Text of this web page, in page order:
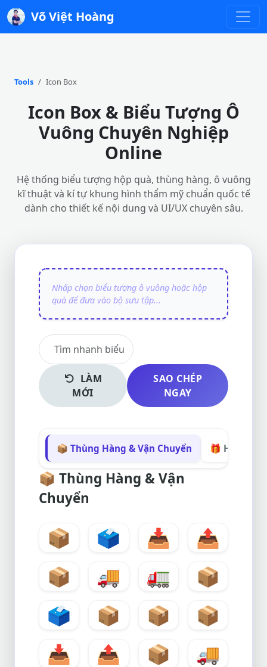
Võ Việt Hoàng
Tools Icon Box
Icon Box & Biểu Tượng Ô
Vuông Chuyên Nghiệp
Online
Hệ thống biểu tượng hộp quà, thùng hàng, ô vuông
kĩ thuật và kí tự khung hình thẩm mỹ chuẩn quốc tế
dành cho thiết kế nội dung và UI/UX chuyên sâu.
LÀM
MỚI
SAO CHÉP
NGAY
📦 Thùng Hàng & Vận Chuyển 🎁 Hộp Quà
📦 Thùng Hàng & Vận
Chuyển
📦 🗳️ 📥
📤
📦
🚚 🚛
📦
🗳️
📦 📦
📦
📥
📤 📦
🚚